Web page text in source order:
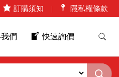
訂購須知 隱私權條款
們 快速詢價